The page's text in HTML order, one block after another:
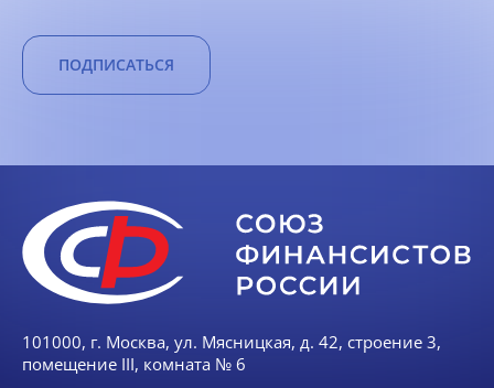
ПОДПИСАТЬСЯ
101000, г. Москва, ул. Мясницкая, д. 42, строение 3,
помещение III, комната № 6